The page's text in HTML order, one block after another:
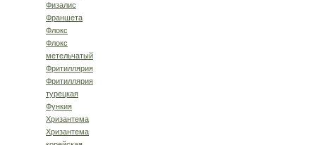
Физалис
Франшета
Флокс
Флокс
метельчатый
Фритиллярия
Фритиллярия
турецкая
Функия
Хризантема
Хризантема